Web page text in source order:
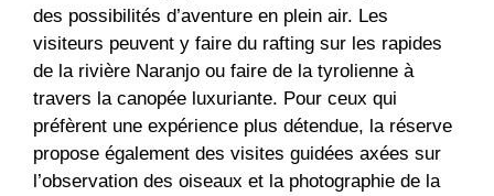
des possibilités d’aventure en plein air. Les
visiteurs peuvent y faire du rafting sur les rapides
de la rivière Naranjo ou faire de la tyrolienne à
travers la canopée luxuriante. Pour ceux qui
préfèrent une expérience plus détendue, la réserve
propose également des visites guidées axées sur
l’observation des oiseaux et la photographie de la